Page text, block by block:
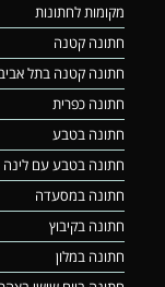
מקומות לחתונות
חתונה קטנה
חתונה קטנה בתל
חתונה כפרית
חתונה בטבע
חתונה בטבע עם לינה
חתונה במסעדה
חתונה בקיבוץ
חתונה במלון